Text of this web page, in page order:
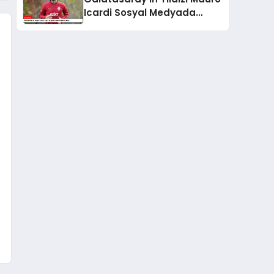
Icardi Sosyal Medyada